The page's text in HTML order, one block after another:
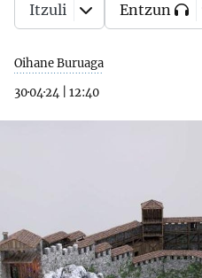
Oihane Buruaga
30·04·24
12:40
Itzuli Entzun